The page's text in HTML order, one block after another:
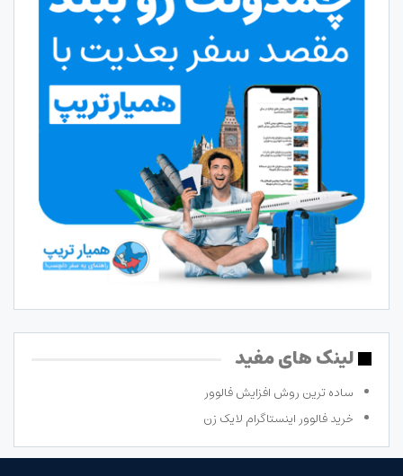
لینک های مفید
ساده ترین روش افزایش فالوور
خرید فالوور اینستاگرام لایک زن